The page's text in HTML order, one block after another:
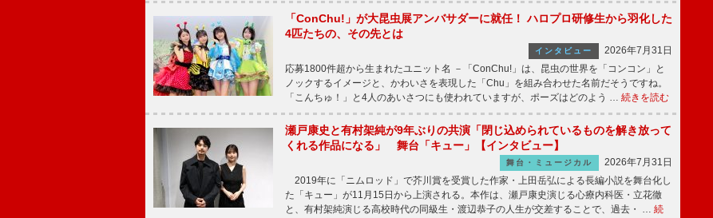
「ConChu!」が大昆虫展アンバサダーに就任！ ハロプロ研修生から羽化した
4匹たちの、その先とは
インタビュー
2026年7月31日
応募1800件超から生まれたユニット名 －「ConChu!」は、昆虫の世界を「コンコン」と
ノックするイメージと、かわいさを表現した「Chu」を組み合わせた名前だそうですね。
「こんちゅ！」と4人のあいさつにも使われていますが、ポーズはどのよう … 続きを読む
瀬戸康史と有村架純が9年ぶりの共演「閉じ込められているものを解き放って
くれる作品になる」 舞台「キュー」【インタビュー】
舞台・ミュージカル
2026年7月31日
2019年に「ニムロッド」で芥川賞を受賞した作家・上田岳弘による長編小説を舞台化し
た「キュー」が11月15日から上演される。本作は、瀬戸康史演じる心療内科医・立花徹
と、有村架純演じる高校時代の同級生・渡辺恭子の人生が交差することで、過去・ … 続